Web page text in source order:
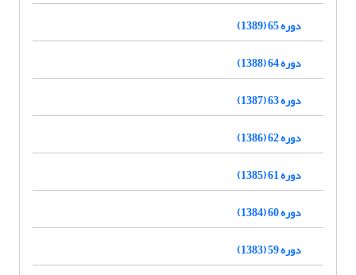
دوره 65 (1389)
دوره 64 (1388)
دوره 63 (1387)
دوره 62 (1386)
دوره 61 (1385)
دوره 60 (1384)
دوره 59 (1383)